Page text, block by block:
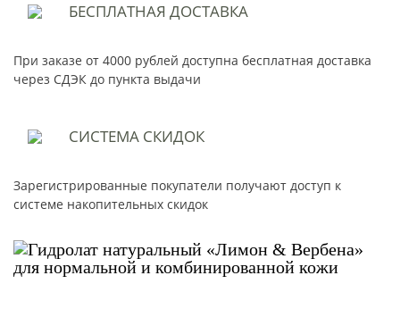
БЕСПЛАТНАЯ ДОСТАВКА
При заказе от 4000 рублей доступна бесплатная доставка
через СДЭК до пункта выдачи
СИСТЕМА СКИДОК
Зарегистрированные покупатели получают доступ к
системе накопительных скидок